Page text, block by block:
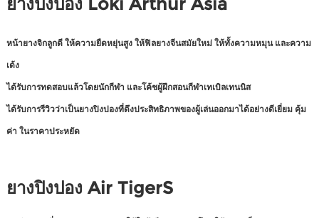
หน้ายางจิกลูกดี ให้ความยืดหยุ่นสูง ให้ฟิลยางจีนสมัยใหม่ ให้ทั้งความหมุน และความ
เด้ง
ได้รับการทดสอบแล้วโดยนักกีฬา และโค้ชผู้ฝึกสอนกีฬาเทเบิลเทนนิส
ได้รับการรีวิวว่าเป็นยางปิงปองที่ดึงประสิทธิภาพของผู้เล่นออกมาได้อย่างดีเยี่ยม คุ้ม
ค่า ในราคาประหยัด
ยางปิงปอง Air TigerS